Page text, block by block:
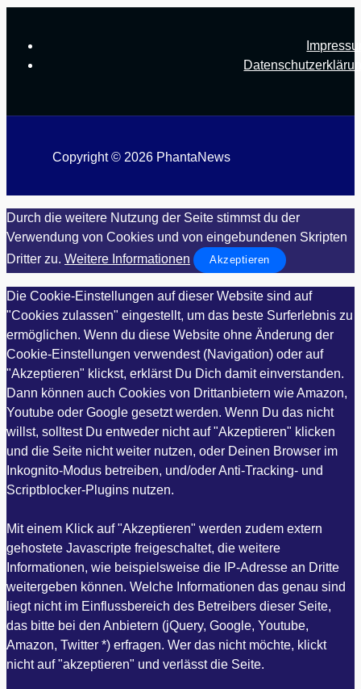
Copyright © 2026 PhantaNews
Durch die weitere Nutzung der Seite stimmst du der
Verwendung von Cookies und von eingebundenen Skripten
Dritter zu. Weitere Informationen Akzeptieren
Die Cookie-Einstellungen auf dieser Website sind auf
"Cookies zulassen" eingestellt, um das beste Surferlebnis zu
ermöglichen. Wenn du diese Website ohne Änderung der
Cookie-Einstellungen verwendest (Navigation) oder auf
"Akzeptieren" klickst, erklärst Du Dich damit einverstanden.
Dann können auch Cookies von Drittanbietern wie Amazon,
Youtube oder Google gesetzt werden. Wenn Du das nicht
willst, solltest Du entweder nicht auf "Akzeptieren" klicken
und die Seite nicht weiter nutzen, oder Deinen Browser im
Inkognito-Modus betreiben, und/oder Anti-Tracking- und
Scriptblocker-Plugins nutzen.
Mit einem Klick auf "Akzeptieren" werden zudem extern
gehostete Javascripte freigeschaltet, die weitere
Informationen, wie beispielsweise die IP-Adresse an Dritte
weitergeben können. Welche Informationen das genau sind
liegt nicht im Einflussbereich des Betreibers dieser Seite,
das bitte bei den Anbietern (jQuery, Google, Youtube,
Amazon, Twitter *) erfragen. Wer das nicht möchte, klickt
nicht auf "akzeptieren" und verlässt die Seite.